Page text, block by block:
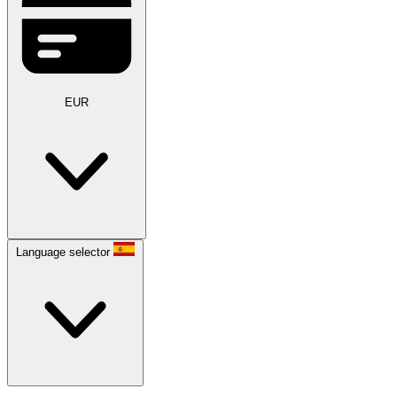
EUR
Language selector